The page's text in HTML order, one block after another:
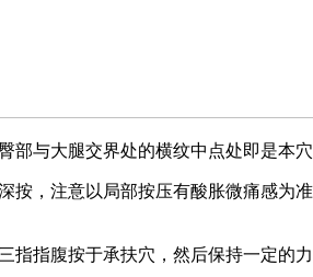
与大腿交界处的横纹中点处即是本穴
，注意以局部按压有酸胀微痛感为
指腹按于承扶穴，然后保持一定的